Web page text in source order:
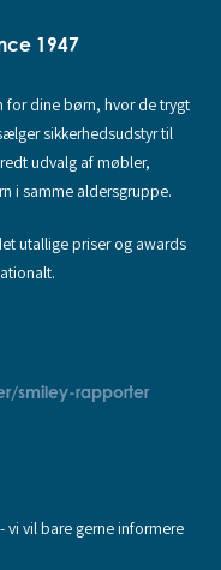
1947
for dine børn, hvor de trygt
sikkerhedsudstyr til
udvalg af møbler,
i samme aldersgruppe.
utallige priser og awards
smiley-rapporter
vi vil bare gerne informere